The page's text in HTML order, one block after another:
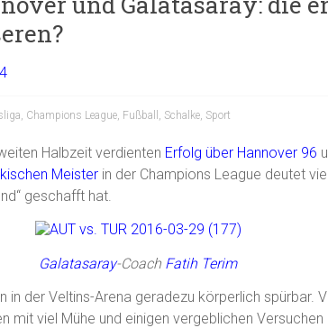
Champions League Fußball Schalke Sport
Halbzeit verdienten Erfolg über Hannover 96
Meister in der Champions League deutet
geschafft hat.
Galatasaray-Coach Fatih Terim
in der Veltins-Arena geradezu körperlich spürbar.
mit viel Mühe und einigen vergeblichen Versuchen